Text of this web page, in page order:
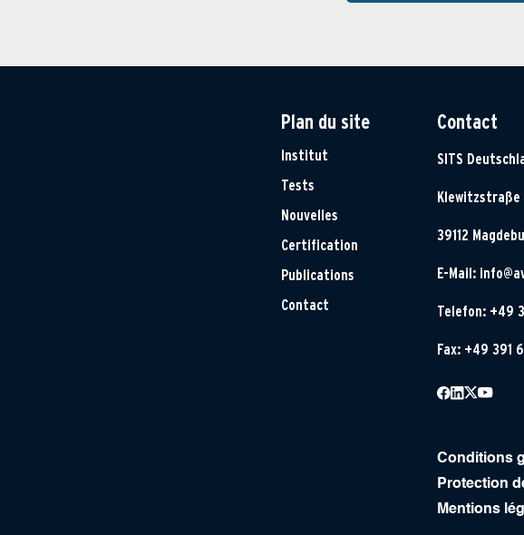
Plan du site
Institut
Tests
Nouvelles
Certification
Publications
Contact
Contact
SITS
Klewitzstraße
39112
E-Mail:
Telefon: +49
Fax: +49 391
Conditions
Protection
Mentions